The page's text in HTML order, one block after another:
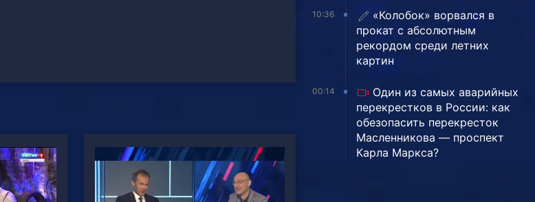
10:36
«Колобок» ворвался в
прокат с абсолютным
рекордом среди летних
картин
00:14
Один из самых аварийных
перекрестков в России: как
обезопасить перекресток
Масленникова — проспект
Карла Маркса?